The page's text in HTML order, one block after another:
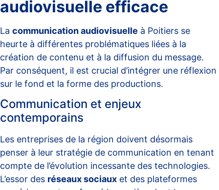
audiovisuelle efficace
La communication audiovisuelle à Poitiers se
heurte à différentes problématiques liées à la
création de contenu et à la diffusion du message.
Par conséquent, il est crucial d’intégrer une réflexion
sur le fond et la forme des productions.
Communication et enjeux
contemporains
Les entreprises de la région doivent désormais
penser à leur stratégie de communication en tenant
compte de l’évolution incessante des technologies.
L’essor des réseaux sociaux et des plateformes